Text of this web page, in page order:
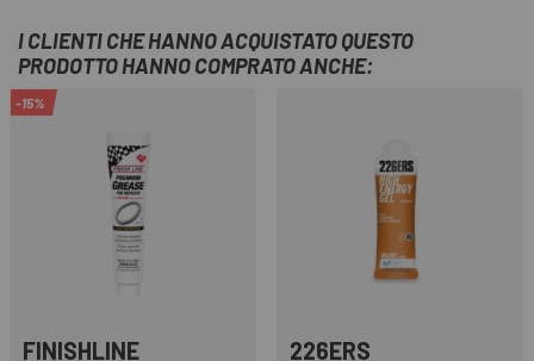
I CLIENTI CHE HANNO ACQUISTATO QUESTO
PRODOTTO HANNO COMPRATO ANCHE:
-15%
FINISHLINE 226ERS